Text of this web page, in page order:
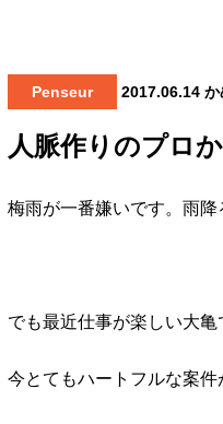
人脈作りのプロ
Penseur 2017.06.14 か
梅雨が一番嫌いです。雨降
でも最近仕事が楽しい大亀
今とてもハートフルな案件